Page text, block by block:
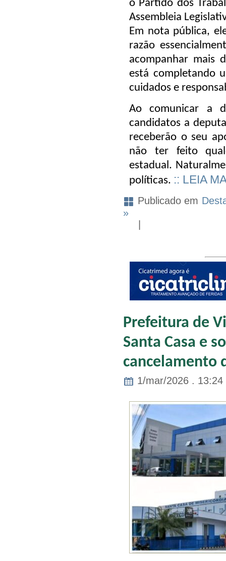
o Partido dos
Assembleia
Em nota pública,
razão
acompanhar mais
está completando
cuidados e
Ao comunicar a
candidatos a
receberão o seu
não ter feito
estadual.
políticas. :: LEIA
Publicado em
»
Prefeitura de
Santa Casa e
cancelamento
1/mar/2026 . 13:24